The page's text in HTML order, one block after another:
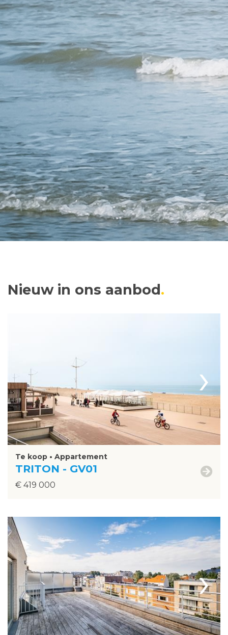
Nieuw in ons aanbod
›
Te koop • Appartement
TRITON - GV01
€ 419 000
›